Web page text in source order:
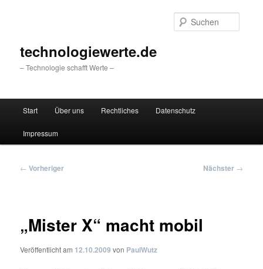
technologiewerte.de
– Technologie schafft Werte –
Start Über uns Rechtliches Datenschutz
Impressum
Beitragsnavigation
← Vorheriger Nächster →
„Mister X“ macht mobil
Veröffentlicht am 12.10.2009 von PaulWutz